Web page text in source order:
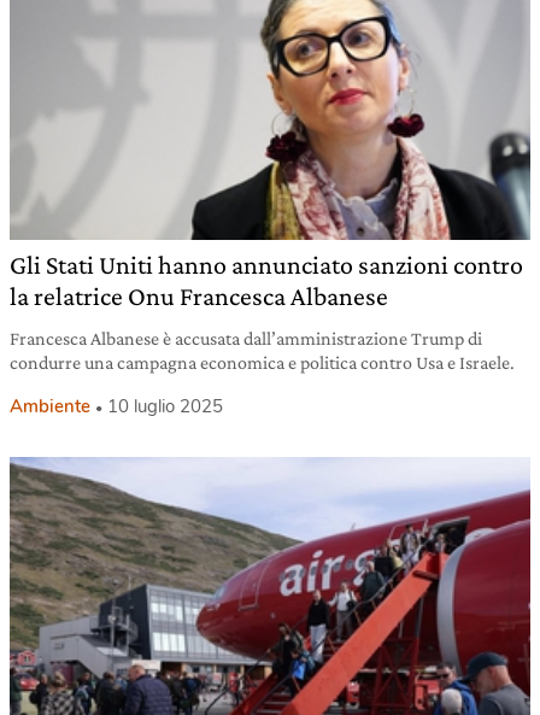
Gli Stati Uniti hanno annunciato sanzioni contro
la relatrice Onu Francesca Albanese
Francesca Albanese è accusata dall’amministrazione Trump di
condurre una campagna economica e politica contro Usa e Israele.
Ambiente 10 luglio 2025